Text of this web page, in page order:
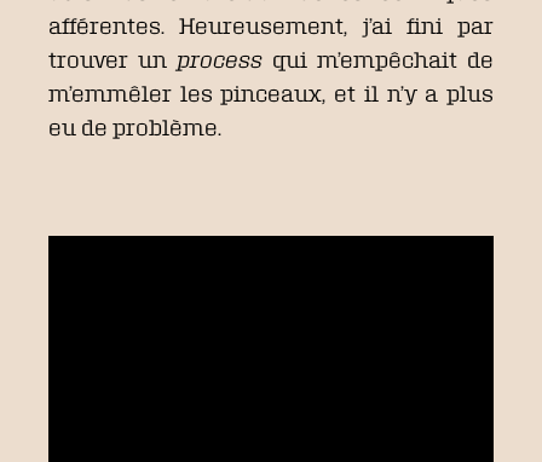
afférentes. Heureusement, j’ai fini par
trouver un process qui m’empêchait de
m’emmêler les pinceaux, et il n’y a plus
eu de problème.